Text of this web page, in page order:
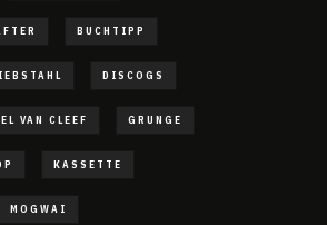
BUCHTIPP
DISCOGS
VAN CLEEF GRUNGE
KASSETTE
MOGWAI